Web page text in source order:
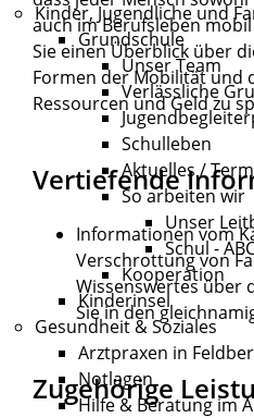
Kinder, Jugendliche und
Grundschule
Unser Team
Verlässliche
Schulleben
Aktuelles /
So arbeiten wir
Unser
Schul -
Kooperation
Kinderinsel
Gesundheit & Soziales
Arztpraxen in
Notlagen
Hilfe & Beratung im
auch im Berufsleben
Sie einen Überblick über
Formen der Mobilität und
Ressourcen und Geld zu
Vertiefende
Informationen vom
Verschrottung von
Wissenswertes über
Sie in den
Zugehörige